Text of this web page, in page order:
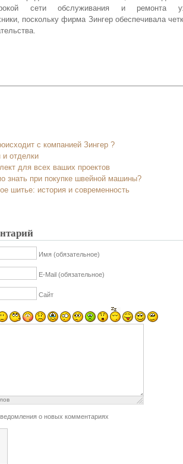
сети обслуживания и ремонта
поскольку фирма Зингер обеспечивала
с компанией Зингер ?
и отделки
для всех ваших проектов
знать при покупке швейной машины?
шитье: история и современность
Имя (обязательное)
E-Mail (обязательное)
Сайт
о новых комментариях